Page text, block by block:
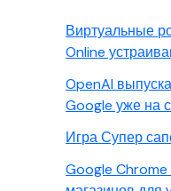
Виртуальные
Online
OpenAI
Google уже на
Игра Супер
Google